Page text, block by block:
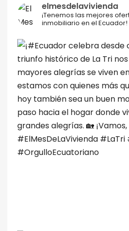
elmesdelavivienda
¡Tenemos las mejores
inmobiliario en el Ecuador!